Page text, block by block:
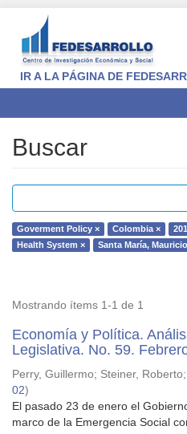
IR A LA PÁGINA DE
Buscar
Goverment Policy × Colombia ×
Health System ×
Santa María,
Mostrando ítems 1-1 de 1
Economía y Política.
Legislativa. No. 59.
Perry, Guillermo; Steiner, Roberto;
02)
El pasado 23 de enero el
marco de la Emergencia Social